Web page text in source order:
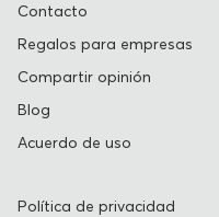
Contacto
Regalos para empresas
Compartir opinión
Blog
Acuerdo de uso
Política de privacidad